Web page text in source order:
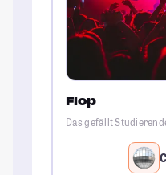
Flop
Das gefällt